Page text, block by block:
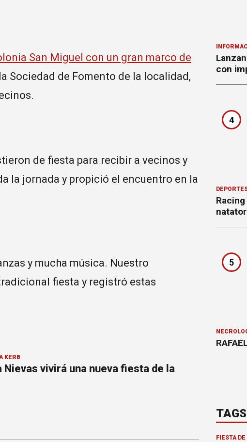
San Miguel con un gran marco de
Sociedad de Fomento de la localidad,
de fiesta para recibir a vecinos y
la jornada y propició el encuentro en la
y mucha música. Nuestro
fiesta y registró estas
KERB
Nievas vivirá una nueva fiesta de la
con
4
5
TAGS
FIESTA